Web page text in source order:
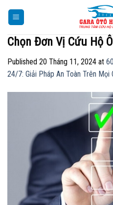
Chọn Đơn Vị Cứu Hộ
Published 20 Tháng 11, 2024 at
24/7: Giải Pháp An Toàn Trên Mọi